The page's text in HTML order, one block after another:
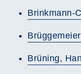
Brinkmann-
Brüning,